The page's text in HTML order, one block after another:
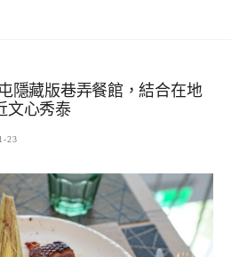
隱藏版巷弄餐館，結合在地
文心秀泰
23